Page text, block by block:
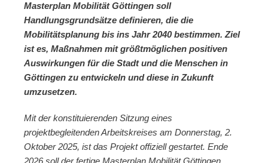
Masterplan Mobilität Göttingen soll
Handlungsgrundsätze definieren, die die
Mobilitätsplanung bis ins Jahr 2040 bestimmen. Ziel
ist es, Maßnahmen mit größtmöglichen positiven
Auswirkungen für die Stadt und die Menschen in
Göttingen zu entwickeln und diese in Zukunft
umzusetzen.
Mit der konstituierenden Sitzung eines
projektbegleitenden Arbeitskreises am Donnerstag, 2.
Oktober 2025, ist das Projekt offiziell gestartet. Ende